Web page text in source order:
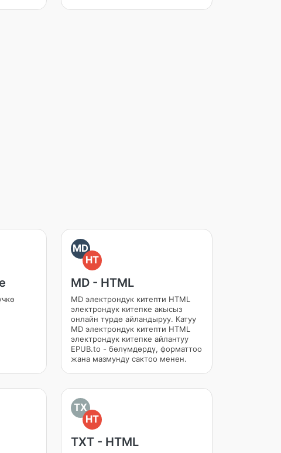
MD
HT
MD - HTML
MD электрондук китепти HTML
электрондук китепке акысыз
онлайн түрдө айландыруу. Катуу
MD электрондук китепти HTML
электрондук китепке айлантуу
EPUB.to - бөлүмдөрдү, форматтоо
жана мазмунду сактоо менен.
TX
HT
TXT - HTML